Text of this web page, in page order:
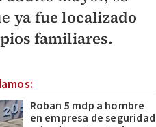
ya fue localizado
familiares.
Roban 5 mdp a hombre
en empresa de seguridad